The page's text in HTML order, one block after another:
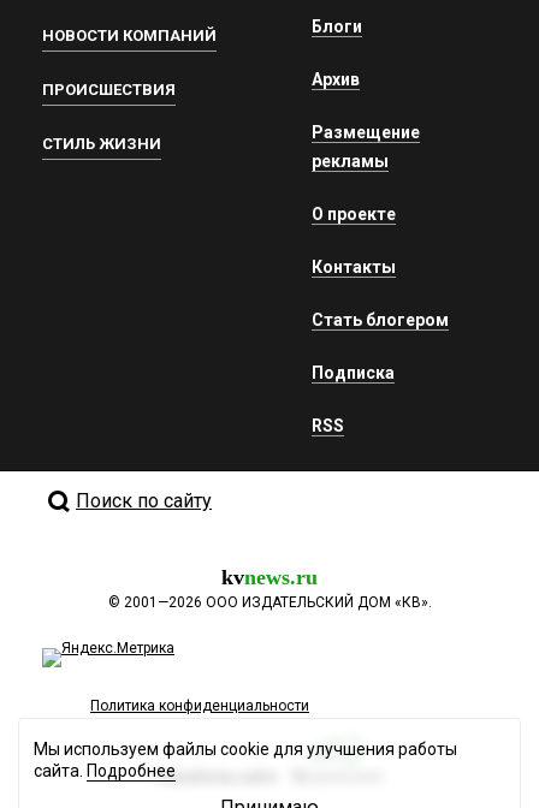
НОВОСТИ КОМПАНИЙ
ПРОИСШЕСТВИЯ
СТИЛЬ ЖИЗНИ
Блоги
Архив
Размещение
рекламы
О проекте
Контакты
Стать блогером
Подписка
RSS
Поиск по сайту
kvnews.ru
© 2001—2026 ООО ИЗДАТЕЛЬСКИЙ ДОМ «КВ».
Политика конфиденциальности
Разработка сайта
Мы используем файлы cookie для улучшения работы
сайта. Подробнее